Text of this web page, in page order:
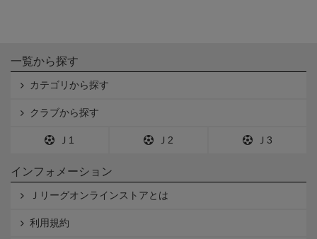
一覧から探す
カテゴリから探す
クラブから探す
Ｊ1 Ｊ2 Ｊ3
インフォメーション
Ｊリーグオンラインストアとは
利用規約